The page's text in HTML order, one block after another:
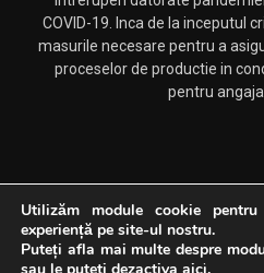
COVID-19. Inca de la inceputul
masurile necesare pentru a
proceselor de productie in
pentru
Drepturi rezervate CNC Tech.
Utilizăm module cookie
experiență pe site-ul nostru.
Puteți afla mai multe despre